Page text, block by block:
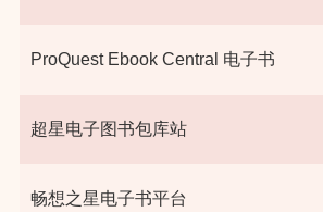
ProQuest Ebook Central 电子书
超星电子图书包库站
畅想之星电子书平台